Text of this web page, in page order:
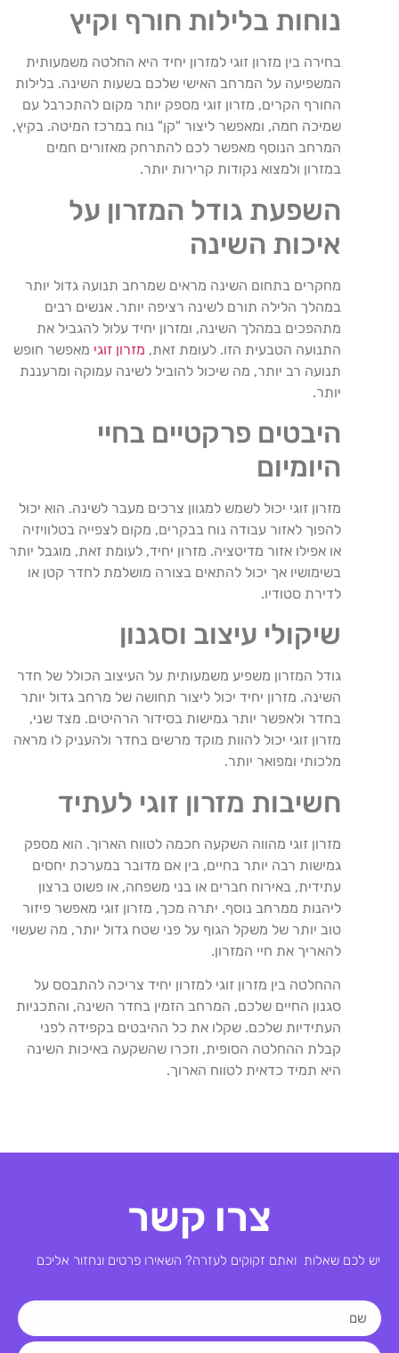
נוחות בלילות חורף וקיץ
בחירה בין מזרון זוגי למזרון יחיד היא החלטה משמעותית
המשפיעה על המרחב האישי שלכם בשעות השינה. בלילות
החורף הקרים, מזרון זוגי מספק יותר מקום להתכרבל עם
שמיכה חמה, ומאפשר ליצור "קן" נוח במרכז המיטה. בקיץ,
המרחב הנוסף מאפשר לכם להתרחק מאזורים חמים
במזרון ולמצוא נקודות קרירות יותר.
השפעת גודל המזרון על
איכות השינה
מחקרים בתחום השינה מראים שמרחב תנועה גדול יותר
במהלך הלילה תורם לשינה רציפה יותר. אנשים רבים
מתהפכים במהלך השינה, ומזרון יחיד עלול להגביל את
התנועה הטבעית הזו. לעומת זאת, מזרון זוגי מאפשר חופש
תנועה רב יותר, מה שיכול להוביל לשינה עמוקה ומרעננת
יותר.
היבטים פרקטיים בחיי
היומיום
מזרון זוגי יכול לשמש למגוון צרכים מעבר לשינה. הוא יכול
להפוך לאזור עבודה נוח בבקרים, מקום לצפייה בטלוויזיה
או אפילו אזור מדיטציה. מזרון יחיד, לעומת זאת, מוגבל יותר
בשימושיו אך יכול להתאים בצורה מושלמת לחדר קטן או
לדירת סטודיו.
שיקולי עיצוב וסגנון
גודל המזרון משפיע משמעותית על העיצוב הכולל של חדר
השינה. מזרון יחיד יכול ליצור תחושה של מרחב גדול יותר
בחדר ולאפשר יותר גמישות בסידור הרהיטים. מצד שני,
מזרון זוגי יכול להוות מוקד מרשים בחדר ולהעניק לו מראה
מלכותי ומפואר יותר.
חשיבות מזרון זוגי לעתיד
מזרון זוגי מהווה השקעה חכמה לטווח הארוך. הוא מספק
גמישות רבה יותר בחיים, בין אם מדובר במערכת יחסים
עתידית, באירוח חברים או בני משפחה, או פשוט ברצון
ליהנות ממרחב נוסף. יתרה מכך, מזרון זוגי מאפשר פיזור
טוב יותר של משקל הגוף על פני שטח גדול יותר, מה שעשוי
להאריך את חיי המזרון.
ההחלטה בין מזרון זוגי למזרון יחיד צריכה להתבסס על
סגנון החיים שלכם, המרחב הזמין בחדר השינה, והתכניות
העתידיות שלכם. שקלו את כל ההיבטים בקפידה לפני
קבלת ההחלטה הסופית, וזכרו שהשקעה באיכות השינה
היא תמיד כדאית לטווח הארוך.
צרו קשר
יש לכם שאלות ואתם זקוקים לעזרה? השאירו פרטים ונחזור אליכם